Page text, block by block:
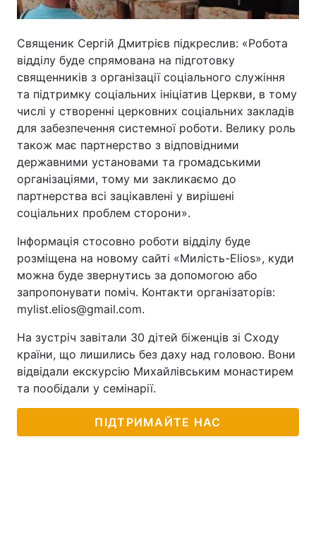
Священик Сергій Дмитрієв підкреслив: «Робота
відділу буде спрямована на підготовку
священників з організації соціального служіння
та підтримку соціальних ініціатив Церкви, в тому
числі у створенні церковних соціальних закладів
для забезпечення системної роботи. Велику роль
також має партнерство з відповідними
державними установами та громадськими
організаціями, тому ми закликаємо до
партнерства всі зацікавлені у вирішені
соціальних проблем сторони».
Інформація стосовно роботи відділу буде
розміщена на новому сайті «Милість-Elios», куди
можна буде звернутись за допомогою або
запропонувати поміч. Контакти організаторів:
mylist.elios@gmail.com.
На зустріч завітали 30 дітей біженців зі Сходу
країни, що лишились без даху над головою. Вони
відвідали екскурсію Михайлівським монастирем
та пообідали у семінарії.
ПІДТРИМАЙТЕ НАС